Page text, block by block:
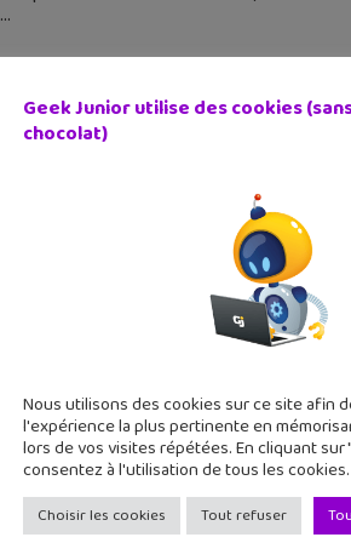
c’est quoi et comment
Snapchat ? Si tes parents, ou
un temps fou. Car franchement,
Q&A : le réseau social de
Geek Junior utilise des cookies
chocolat)
Nous utilisons des cookies sur ce site afin
l'expérience la plus pertinente en
lors de vos visites répétées. En cliquant
consentez à l'utilisation de tous les cookies.
Choisir les cookies Tout refuser